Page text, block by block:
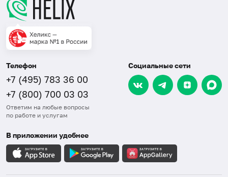
Телефон
+7 (495) 783 36 00
+7 (800) 700 03 03
Ответим на любые вопросы
по работе и услугам
Социальные сети
В приложении удобнее